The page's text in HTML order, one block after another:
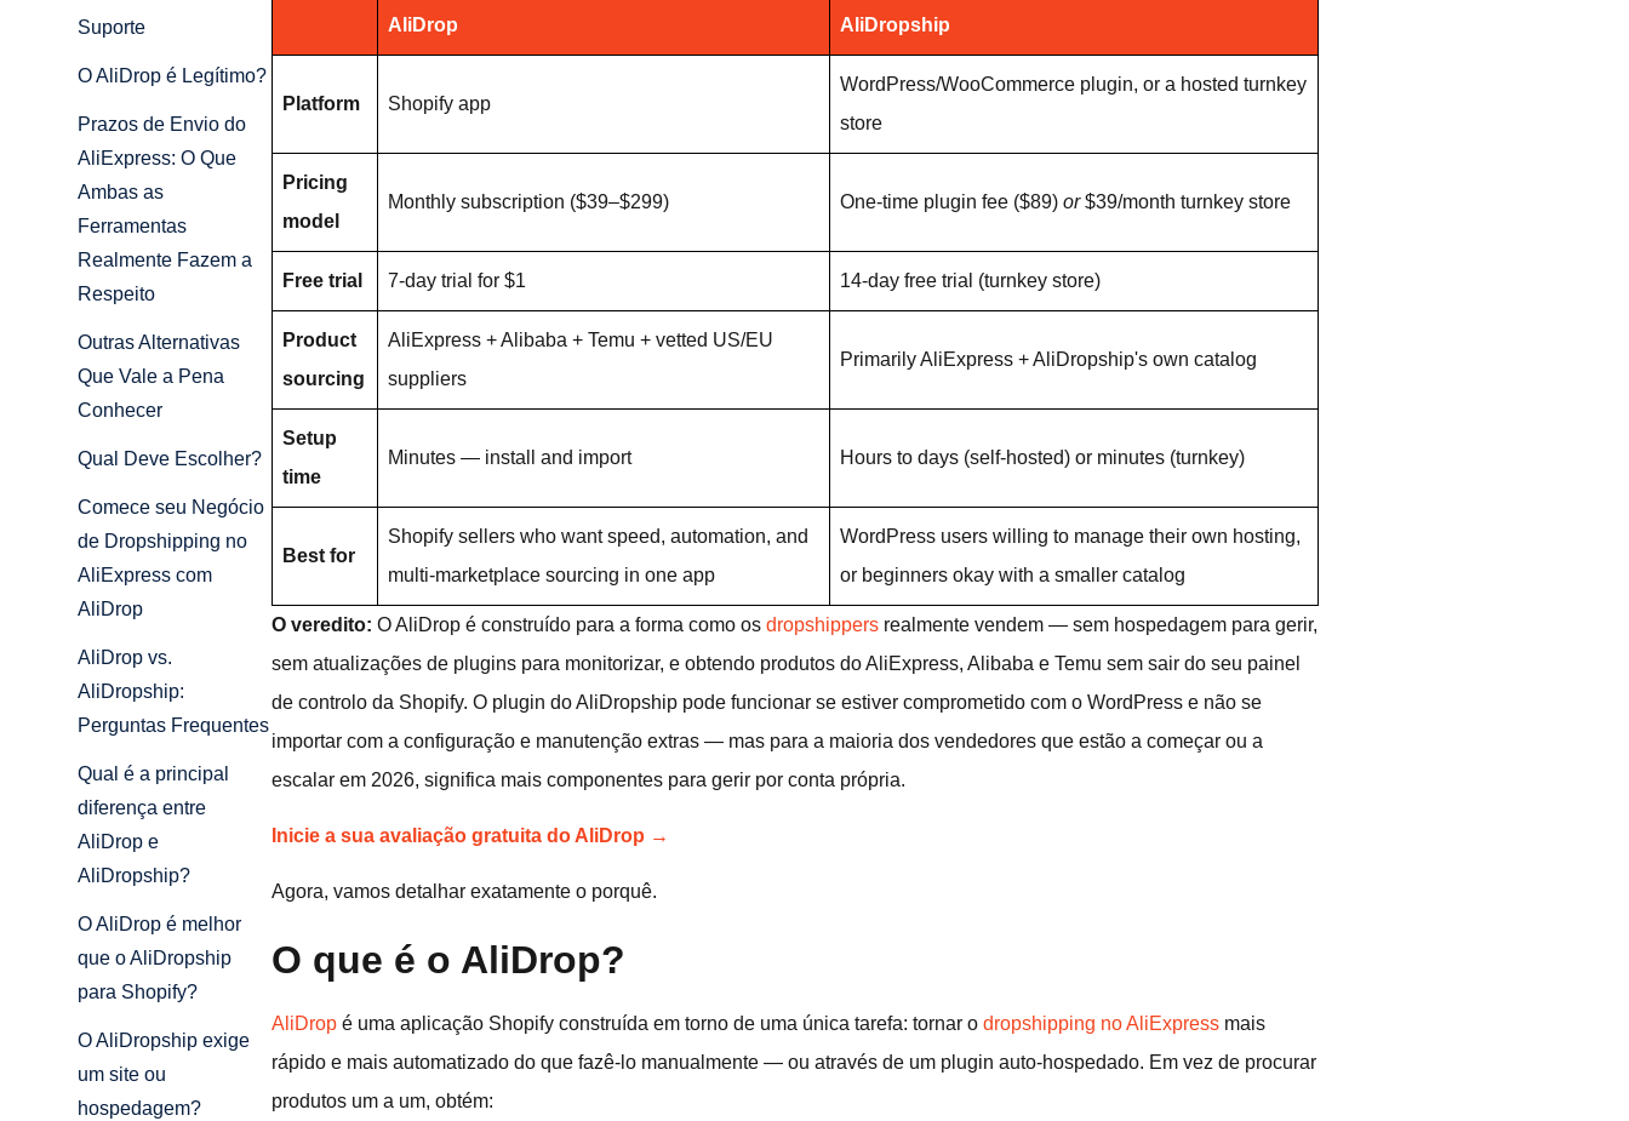
Suporte
O AliDrop é Legítimo?
Prazos de Envio do
AliExpress: O Que
Ambas as
Ferramentas
Realmente Fazem a
Respeito
Outras Alternativas
Que Vale a Pena
Conhecer
Qual Deve Escolher?
Comece seu Negócio
de Dropshipping no
AliExpress com
AliDrop
AliDrop vs.
AliDropship:
Perguntas Frequentes
Qual é a principal
diferença entre
AliDrop e
AliDropship?
O AliDrop é melhor
que o AliDropship
para Shopify?
O AliDropship exige
um site ou
hospedagem?
AliDrop AliDropship
Platform Shopify app
WordPress/WooCommerce plugin, or a hosted turnkey
store
Pricing
model
Monthly subscription ($39–$299) One-time plugin fee ($89) or$39/month turnkey store
Free trial 7-day trial for $1 14-day free trial (turnkey store)
Product
sourcing
AliExpress + Alibaba + Temu + vetted US/EU
suppliers
Primarily AliExpress + AliDropship's own catalog
Setup
time
Minutes — install and import Hours to days (self-hosted) or minutes (turnkey)
Best for
Shopify sellers who want speed, automation, and
multi-marketplace sourcing in one app
WordPress users willing to manage their own hosting,
or beginners okay with a smaller catalog
O veredito: O AliDrop é construído para a forma como os dropshippers realmente vendem — sem hospedagem para gerir,
sem atualizações de plugins para monitorizar, e obtendo produtos do AliExpress, Alibaba e Temu sem sair do seu painel
de controlo da Shopify. O plugin do AliDropship pode funcionar se estiver comprometido com o WordPress e não se
importar com a configuração e manutenção extras — mas para a maioria dos vendedores que estão a começar ou a
escalar em 2026, significa mais componentes para gerir por conta própria.
Inicie a sua avaliação gratuita do AliDrop →
Agora, vamos detalhar exatamente o porquê.
O que é o AliDrop?
AliDrop é uma aplicação Shopify construída em torno de uma única tarefa: tornar o dropshipping no AliExpress mais
rápido e mais automatizado do que fazê-lo manualmente — ou através de um plugin auto-hospedado. Em vez de procurar
produtos um a um, obtém: